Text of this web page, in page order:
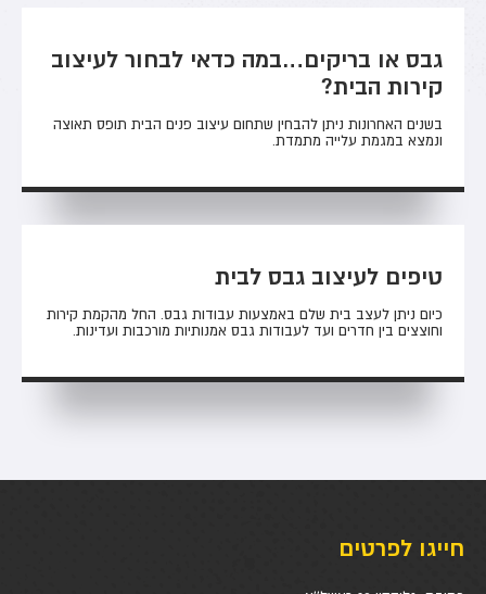
גבס או בריקים…במה כדאי לבחור לעיצוב
קירות הבית?
בשנים האחרונות ניתן להבחין שתחום עיצוב פנים הבית תופס תאוצה
ונמצא במגמת עלייה מתמדת.
טיפים לעיצוב גבס לבית
כיום ניתן לעצב בית שלם באמצעות עבודות גבס. החל מהקמת קירות
וחוצצים בין חדרים ועד לעבודות גבס אמנותיות מורכבות ועדינות.
חייגו לפרטים